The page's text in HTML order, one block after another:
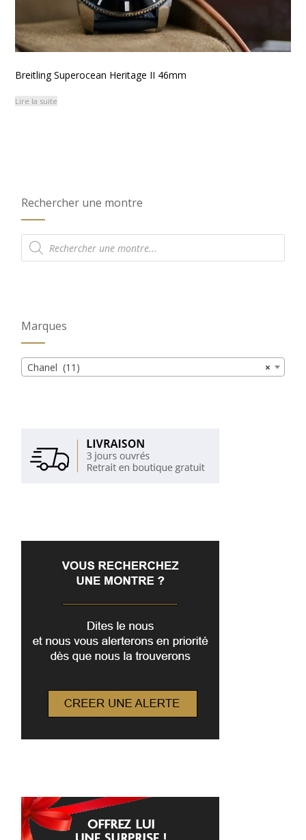
Breitling Superocean Heritage II 46mm
Lire la suite
Rechercher une montre
Recherche
de
produits
Marques
×
Chanel (11)